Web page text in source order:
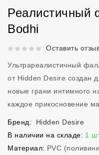
Реалистичный
Bodhi
Рейтинг 5 из 5.Оставить
Ультрареалистичный
от Hidden Desire создан
новые грани интимного
каждое прикосновение
Бренд:
Hidden Desire
В наличии на складе: 1
Материал: PVC